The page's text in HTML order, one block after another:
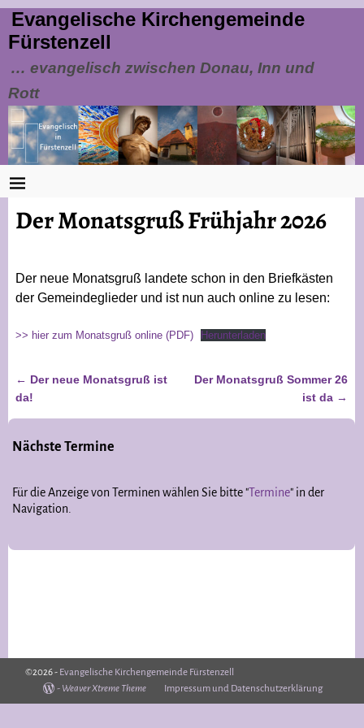
Evangelische Kirchengemeinde
Fürstenzell
… evangelisch zwischen Donau, Inn und
Rott
Der Monatsgruß Frühjahr 2026
Der neue Monatsgruß landete schon in den Briefkästen
der Gemeindeglieder und ist nun auch online zu lesen:
>> hier zum Monatsgruß online (PDF) Herunterladen
Artikelnavigation
← Der neue Monatsgruß ist
da!
Der Monatsgruß Sommer 26
ist da →
Nächste Termine
Für die Anzeige von Terminen wählen Sie bitte "Termine" in der
Navigation.
©2026 - Evangelische Kirchengemeinde Fürstenzell
- Weaver Xtreme Theme Impressum und Datenschutzerklärung